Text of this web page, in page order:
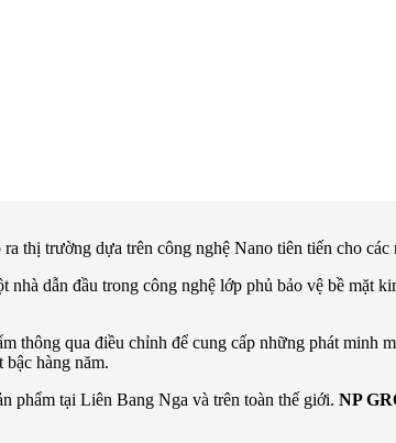
thị trường dựa trên công nghệ Nano tiên tiến cho
nhà dẫn đầu trong công nghệ lớp phủ bảo vệ bề mặt
thông qua điều chỉnh để cung cấp những phát minh
hàng năm.
phẩm tại Liên Bang Nga và trên toàn thế giới. NP